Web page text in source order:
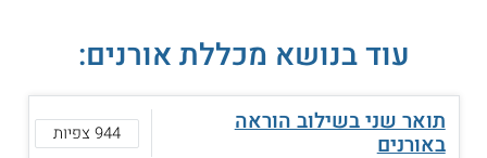
עוד בנושא מכללת אורנים:
תואר שני בשילוב הוראה
באורנים 944 צפיות